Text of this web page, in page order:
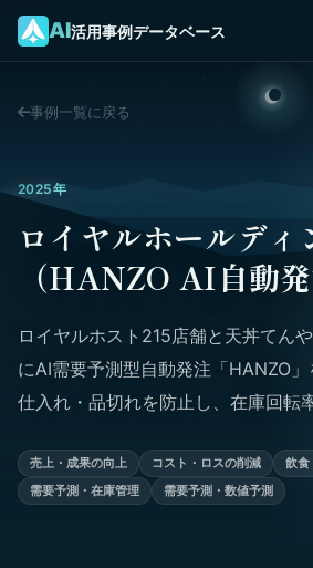
AI活用事例データベース
事例一覧に戻る
2025年
ロイヤルホールディ
（HANZO AI自動発
ロイヤルホスト215店舗と天丼てん
にAI需要予測型自動発注「HANZO
仕入れ・品切れを防止し、在庫回転
売上・成果の向上 コスト・ロスの削減
飲食
需要予測・在庫管理
需要予測・数値予測